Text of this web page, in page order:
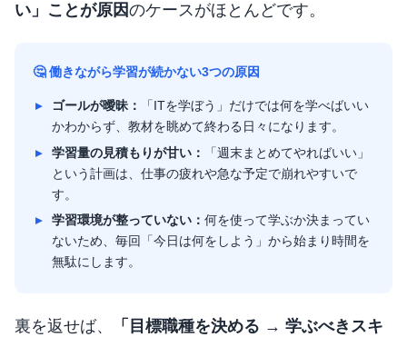
い」ことが原因のケースがほとんどです。
🤔 働きながら学習が続かない3つの原因
ゴールが曖昧：
「ITを学ぼう」だけでは何を学べばいい
かわからず、教材を眺めて終わる日々になります。
学習量の見積もりが甘い：
「週末まとめてやればいい」
という計画は、仕事の疲れや急な予定で崩れやすいで
す。
学習環境が整っていない： 何を使って学ぶか決まってい
ないため、毎回「今日は何をしよう」から始まり時間を
無駄にします。
裏を返せば、
「目標職種を決める → 学ぶべきスキ